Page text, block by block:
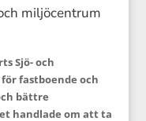
miljöcentrum
Sjö- och
fastboende och
bättre
handlade om att ta